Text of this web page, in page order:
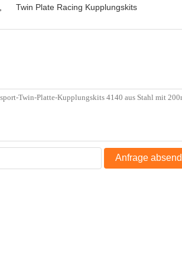
Twin Plate Racing Kupplungskits
Anfrage